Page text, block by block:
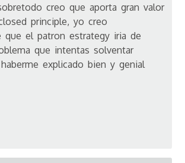
creo que aporta gran valor
principle, yo creo
que el patron estrategy iria de
que intentas solventar
explicado bien y genial